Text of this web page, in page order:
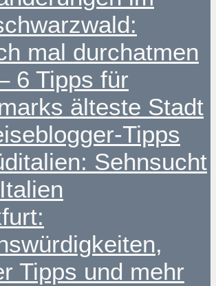
mal durchatmen
6 Tipps für
älteste Stadt
Tipps
Sehnsucht
Tipps und mehr